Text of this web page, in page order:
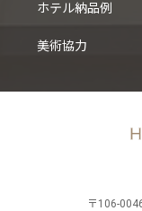
ホテル納品例
美術協力
〒106-